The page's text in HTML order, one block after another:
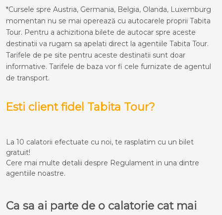
*Cursele spre Austria, Germania, Belgia, Olanda, Luxemburg
momentan nu se mai operează cu autocarele proprii Tabita
Tour. Pentru a achizitiona bilete de autocar spre aceste
destinatii va rugam sa apelati direct la agentiile Tabita Tour.
Tarifele de pe site pentru aceste destinatii sunt doar
informative. Tarifele de baza vor fi cele furnizate de agentul
de transport.
Esti client fidel Tabita Tour?
La 10 calatorii efectuate cu noi, te rasplatim cu un bilet
gratuit!
Cere mai multe detalii despre Regulament in una dintre
agentiile noastre.
Ca sa ai parte de o calatorie cat mai